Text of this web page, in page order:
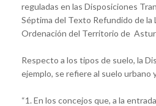
reguladas en las Disposiciones
Séptima del Texto Refundido de la
Ordenación del Territorio de
Respecto a los tipos de suelo, la
ejemplo, se refiere al suelo urbano
“1. En los concejos que, a la